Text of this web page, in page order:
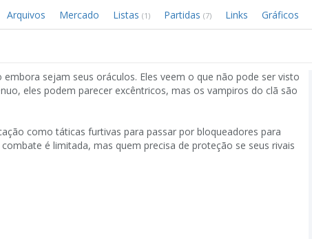
Arquivos Mercado Listas (1) Partidas (7) Links Gráficos
sejam seus oráculos. Eles veem o que não pode ser visto
eles podem parecer excêntricos, mas os vampiros do clã são
como táticas furtivas para passar por bloqueadores para
é limitada, mas quem precisa de proteção se seus rivais